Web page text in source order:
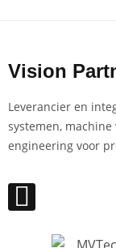
Vision
Leverancier en
systemen,
engineering voor